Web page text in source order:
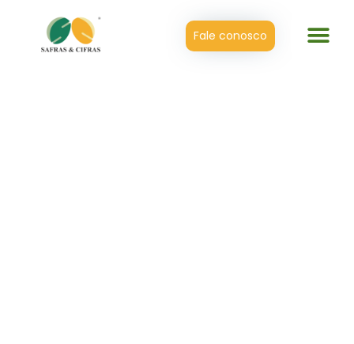
Fale conosco